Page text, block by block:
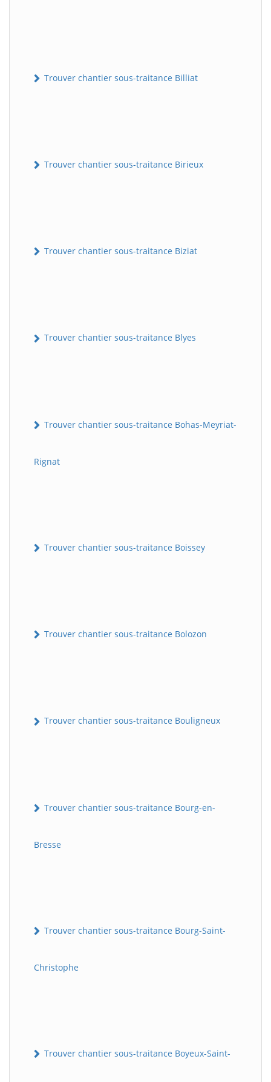
Trouver chantier sous-traitance Billiat
Trouver chantier sous-traitance Birieux
Trouver chantier sous-traitance Biziat
Trouver chantier sous-traitance Blyes
Trouver chantier sous-traitance Bohas-Meyriat-
Rignat
Trouver chantier sous-traitance Boissey
Trouver chantier sous-traitance Bolozon
Trouver chantier sous-traitance Bouligneux
Trouver chantier sous-traitance Bourg-en-
Bresse
Trouver chantier sous-traitance Bourg-Saint-
Christophe
Trouver chantier sous-traitance Boyeux-Saint-